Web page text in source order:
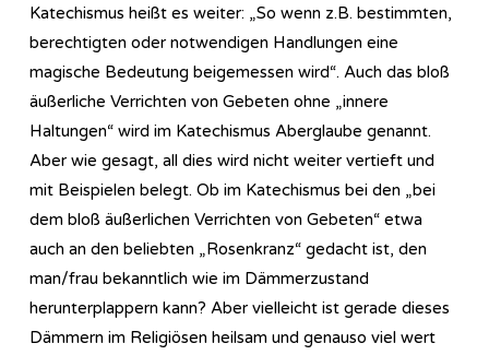
Katechismus heißt es weiter: „So wenn z.B. bestimmten,
berechtigten oder notwendigen Handlungen eine
magische Bedeutung beigemessen wird“. Auch das bloß
äußerliche Verrichten von Gebeten ohne „innere
Haltungen“ wird im Katechismus Aberglaube genannt.
Aber wie gesagt, all dies wird nicht weiter vertieft und
mit Beispielen belegt. Ob im Katechismus bei den „bei
dem bloß äußerlichen Verrichten von Gebeten“ etwa
auch an den beliebten „Rosenkranz“ gedacht ist, den
man/frau bekanntlich wie im Dämmerzustand
herunterplappern kann? Aber vielleicht ist gerade dieses
Dämmern im Religiösen heilsam und genauso viel wert